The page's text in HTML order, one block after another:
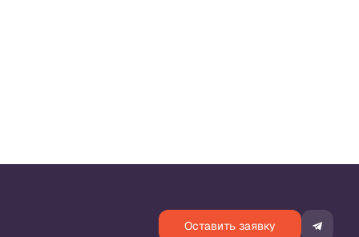
Оставить заявку